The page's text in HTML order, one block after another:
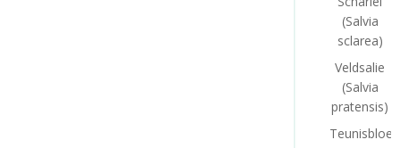
(Salvia
sclarea)
Veldsalie
(Salvia
pratensis)